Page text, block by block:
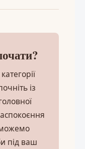
із
під ваш